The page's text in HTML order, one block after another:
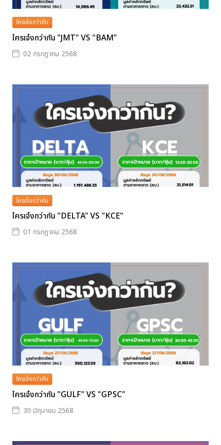
ใครเจ๋งกว่ากัน
ใครเจ๋งกว่ากัน "JMT" VS "BAM"
02 กรกฎาคม 2568
ใครเจ๋งกว่ากัน
ใครเจ๋งกว่ากัน "DELTA" VS "KCE"
01 กรกฎาคม 2568
ใครเจ๋งกว่ากัน
ใครเจ๋งกว่ากัน "GULF" VS "GPSC"
30 มิถุนายน 2568